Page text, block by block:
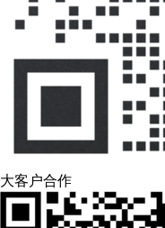
大客户合作